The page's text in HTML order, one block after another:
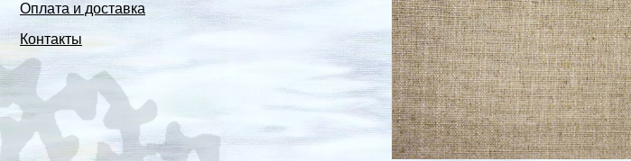
Оплата и доставка
Контакты